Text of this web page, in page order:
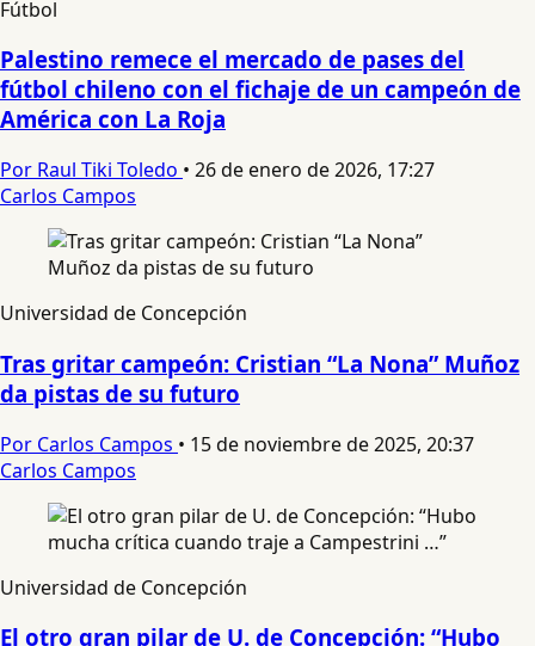
Fútbol
Palestino remece el mercado de pases del
fútbol chileno con el fichaje de un campeón de
América con La Roja
Por Raul Tiki Toledo • 26 de enero de 2026, 17:27
Carlos Campos
Universidad de Concepción
Tras gritar campeón: Cristian “La Nona” Muñoz
da pistas de su futuro
Por Carlos Campos • 15 de noviembre de 2025, 20:37
Carlos Campos
Universidad de Concepción
El otro gran pilar de U. de Concepción: “Hubo